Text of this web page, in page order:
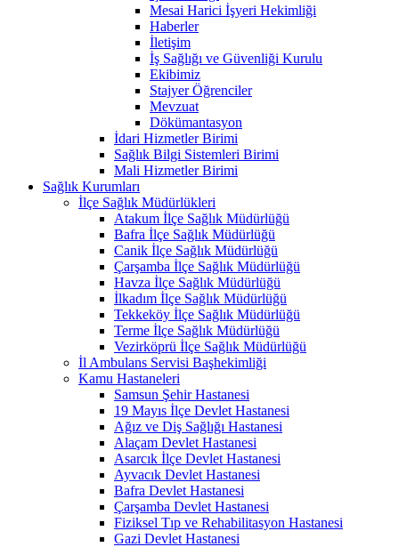
Mesai Harici İşyeri Hekimliği
Haberler
İletişim
İş Sağlığı ve Güvenliği Kurulu
Ekibimiz
Stajyer Öğrenciler
Mevzuat
Dökümantasyon
İdari Hizmetler Birimi
Sağlık Bilgi Sistemleri Birimi
Mali Hizmetler Birimi
Sağlık Kurumları
İlçe Sağlık Müdürlükleri
Atakum İlçe Sağlık Müdürlüğü
Bafra İlçe Sağlık Müdürlüğü
Canik İlçe Sağlık Müdürlüğü
Çarşamba İlçe Sağlık Müdürlüğü
Havza İlçe Sağlık Müdürlüğü
İlkadım İlçe Sağlık Müdürlüğü
Tekkeköy İlçe Sağlık Müdürlüğü
Terme İlçe Sağlık Müdürlüğü
Vezirköprü İlçe Sağlık Müdürlüğü
İl Ambulans Servisi Başhekimliği
Kamu Hastaneleri
Samsun Şehir Hastanesi
19 Mayıs İlçe Devlet Hastanesi
Ağız ve Diş Sağlığı Hastanesi
Alaçam Devlet Hastanesi
Asarcık İlçe Devlet Hastanesi
Ayvacık Devlet Hastanesi
Bafra Devlet Hastanesi
Çarşamba Devlet Hastanesi
Fiziksel Tıp ve Rehabilitasyon Hastanesi
Gazi Devlet Hastanesi